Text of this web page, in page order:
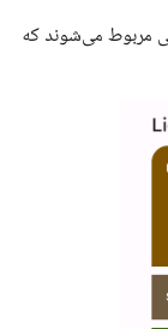
رنگی، مجموعه‌ای از پنج رنگ کلیدی است. هر یک از این رنگ‌ها به یک پالت رنگی ۱۳ تایی مربوط می‌شوند که